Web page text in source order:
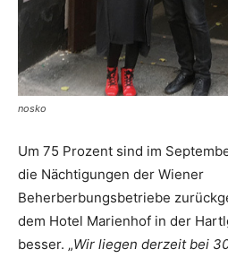
nosko
Um 75 Prozent sind im
die Nächtigungen der Wiener
Beherberbungsbetriebe
dem Hotel Marienhof in der
besser. „Wir liegen derzeit bei